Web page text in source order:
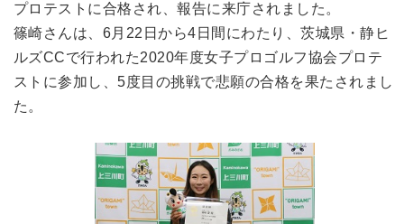
プロテストに合格され、報告に来庁されました。
篠崎さんは、6月22日から4日間にわたり、茨城県・静ヒ
ルズCCで行われた2020年度女子プロゴルフ協会プロテ
ストに参加し、5度目の挑戦で悲願の合格を果たされまし
た。